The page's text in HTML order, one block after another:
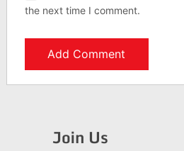
the next time I comment.
Join Us